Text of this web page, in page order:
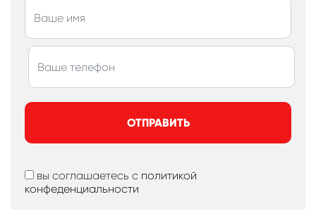
ОТПРАВИТЬ
вы соглашаетесь с политикой
конфеденциальности